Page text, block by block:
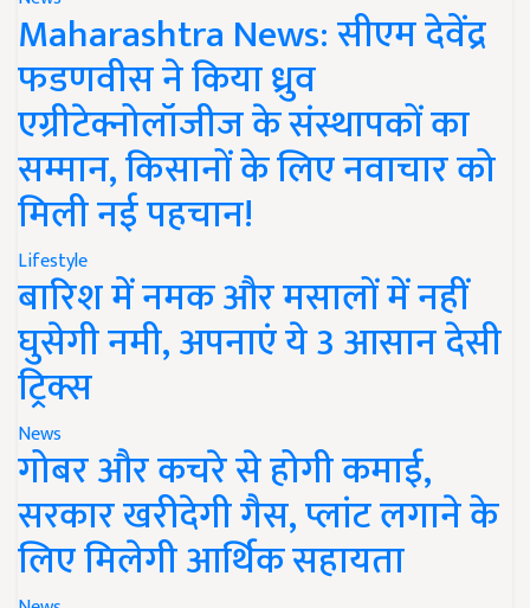
Maharashtra News: सीएम देवेंद्र
फडणवीस ने किया ध्रुव
एग्रीटेक्नोलॉजीज के संस्थापकों का
सम्मान, किसानों के लिए नवाचार को
मिली नई पहचान!
Lifestyle
बारिश में नमक और मसालों में नहीं
घुसेगी नमी, अपनाएं ये 3 आसान देसी
ट्रिक्स
News
गोबर और कचरे से होगी कमाई,
सरकार खरीदेगी गैस, प्लांट लगाने के
लिए मिलेगी आर्थिक सहायता